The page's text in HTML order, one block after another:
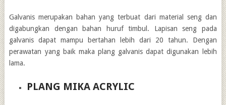
Galvanis merupakan bahan yang terbuat dari material seng dan
digabungkan dengan bahan huruf timbul. Lapisan seng pada
galvanis dapat mampu bertahan lebih dari 20 tahun. Dengan
perawatan yang baik maka plang galvanis dapat digunakan lebih
lama.
PLANG MIKA ACRYLIC